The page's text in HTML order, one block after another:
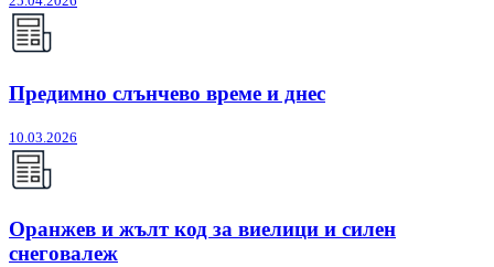
Предимно слънчево време и днес
10.03.2026
Оранжев и жълт код за виелици и силен
снеговалеж